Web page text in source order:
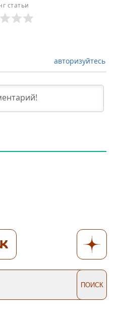
статьи
авторизуйтесь